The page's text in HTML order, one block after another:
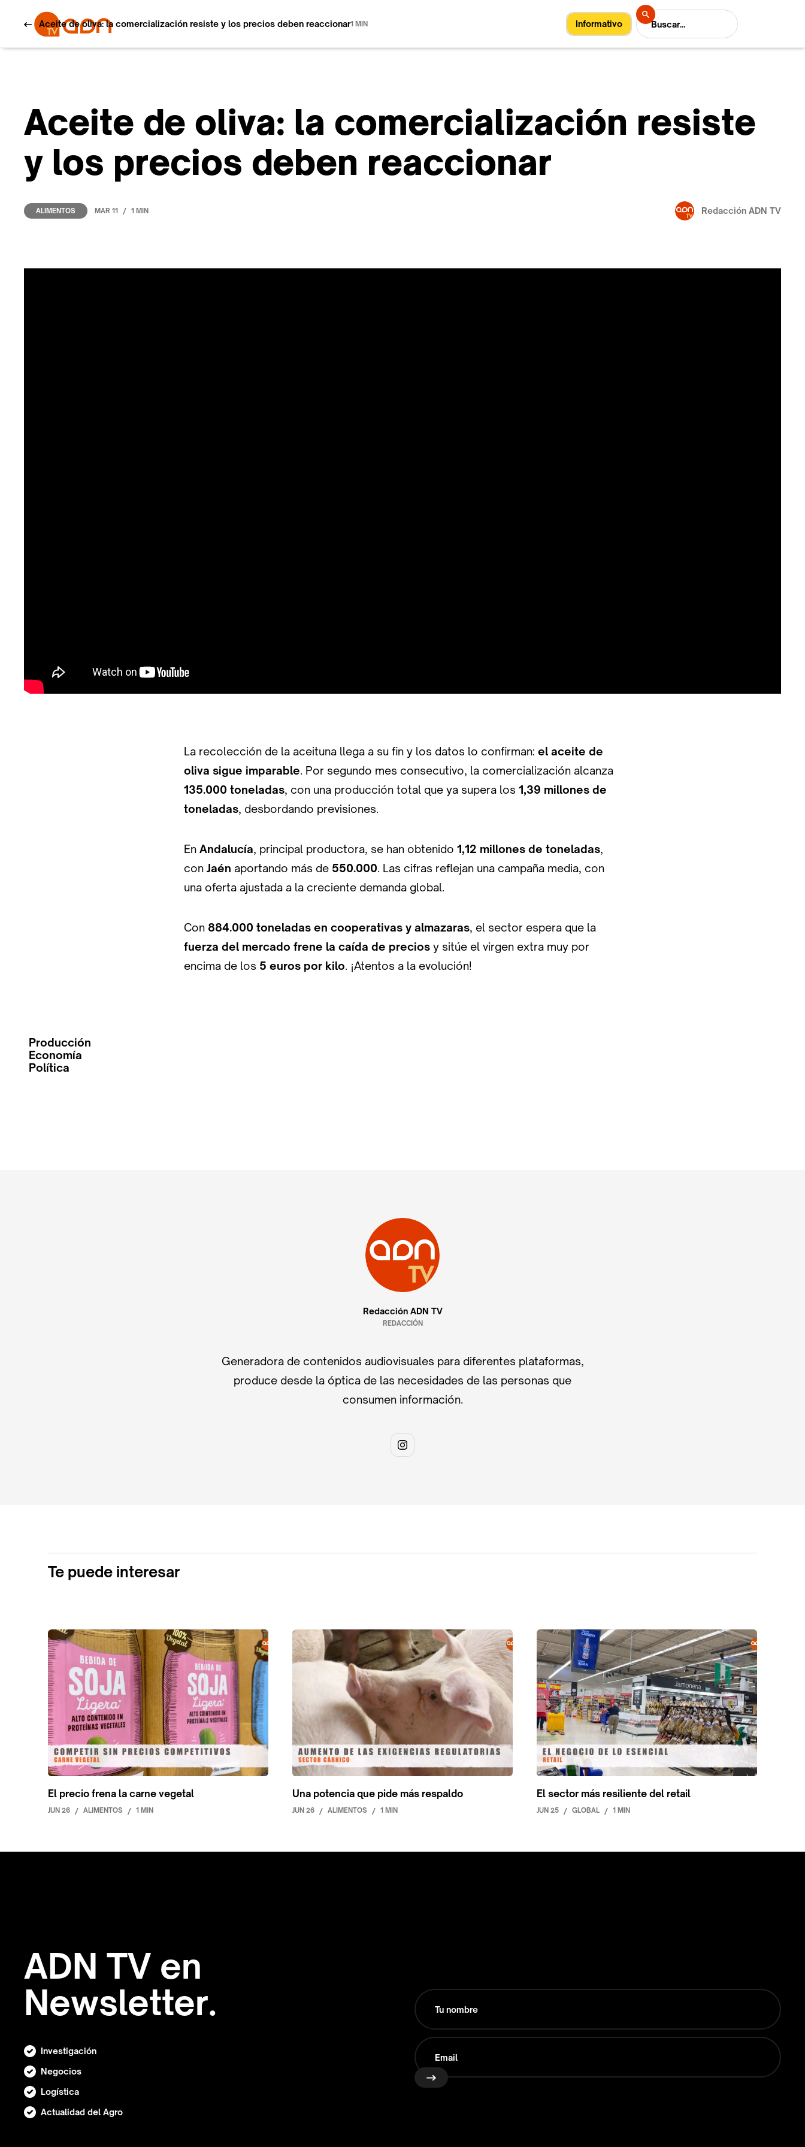
Informativo
Aceite de oliva: la comercialización resiste y los precios deben reaccionar1 MIN
Aceite de oliva: la comercialización resiste
y los precios deben reaccionar
ALIMENTOS MAR 11 / 1 MIN Redacción ADN TV
La recolección de la aceituna llega a su fin y los datos lo confirman: el aceite de
oliva sigue imparable. Por segundo mes consecutivo, la comercialización alcanza
135.000 toneladas, con una producción total que ya supera los 1,39 millones de
toneladas, desbordando previsiones.
En Andalucía, principal productora, se han obtenido 1,12 millones de toneladas,
con Jaén aportando más de 550.000. Las cifras reflejan una campaña media, con
una oferta ajustada a la creciente demanda global.
Con 884.000 toneladas en cooperativas y almazaras, el sector espera que la
fuerza del mercado frene la caída de precios y sitúe el virgen extra muy por
encima de los 5 euros por kilo. ¡Atentos a la evolución!
Producción
Economía
Política
Redacción ADN TV
REDACCIÓN
Generadora de contenidos audiovisuales para diferentes plataformas,
produce desde la óptica de las necesidades de las personas que
consumen información.
Te puede interesar
El precio frena la carne vegetal
JUN 26 / ALIMENTOS / 1 MIN
Una potencia que pide más respaldo
JUN 26 / ALIMENTOS / 1 MIN
El sector más resiliente del retail
JUN 25 / GLOBAL / 1 MIN
ADN TV en
Newsletter.
Investigación
Negocios
Logística
Actualidad del Agro